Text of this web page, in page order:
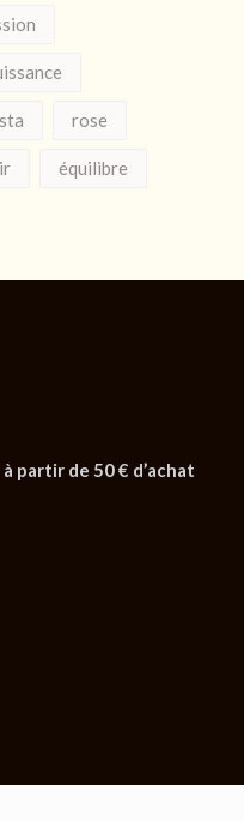
rose
équilibre
partir de 50 € d’achat